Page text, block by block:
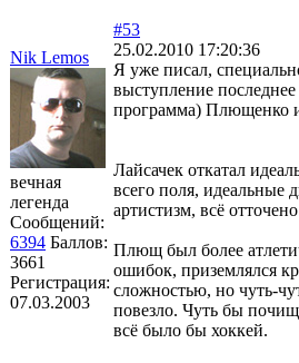
Nik Lemos
вечная
легенда
Сообщений:
6394 Баллов:
3661
Регистрация:
07.03.2003
#53
25.02.2010 17:20:36
Я уже писал,
выступление
программа) Плющенко
Лайсачек откатал
всего поля, идеальные
артистизм, всё
Плющ был более
ошибок, приземлялся
сложностью, но чуть-
повезло. Чуть бы
всё было бы хоккей.